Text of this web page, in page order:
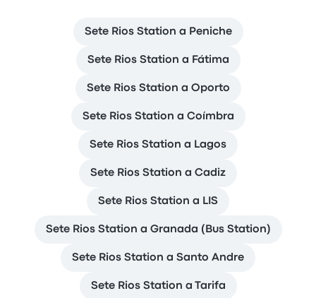
Sete Rios Station a Peniche
Sete Rios Station a Fátima
Sete Rios Station a Oporto
Sete Rios Station a Coímbra
Sete Rios Station a Lagos
Sete Rios Station a Cadiz
Sete Rios Station a LIS
Sete Rios Station a Granada (Bus Station)
Sete Rios Station a Santo Andre
Sete Rios Station a Tarifa